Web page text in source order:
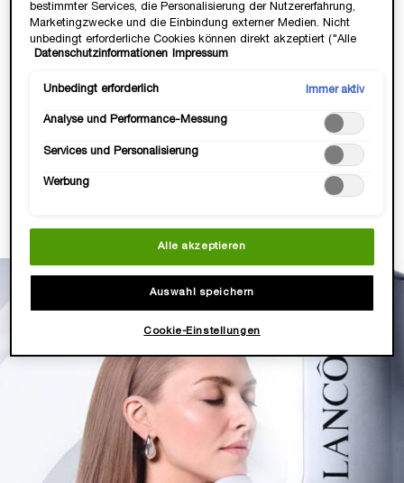
Wusstest Du, dass Dein chronologisches Alter und Dein
biologisches Hautalter oft weit auseinanderliegen? Teste
mit nur einem Selfie Deine 9 Longevity-Marker und ermittle in
präzise und bequem von zu Hause aus. Und das Beste:
mindestens zwei Hautpflegeprodukten aus Deiner
bestimmter Services, die Personalisierung der Nutzererfahrung,
Marketingzwecke und die Einbindung externer Medien. Nicht
unbedingt erforderliche Cookies können direkt akzeptiert ("Alle
akzeptieren") oder abgelehnt ("Ohne Einwilligung fortfahren")
ebenfalls möglich und speicherbar ("Auswahl speichern"). Die
angepasst werden. Für weitere Informationen s. unsere
Datenschutzinformationen Impressum
Unbedingt erforderlich Immer aktiv
Analyse und Performance-Messung
Services und Personalisierung
Werbung
Alle akzeptieren
Auswahl speichern
Cookie-Einstellungen